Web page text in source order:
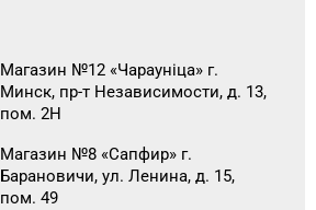
Магазин №12 «Чараунiца» г.
Минск, пр-т Независимости, д. 13,
пом. 2Н
Магазин №8 «Сапфир» г.
Барановичи, ул. Ленина, д. 15,
пом. 49